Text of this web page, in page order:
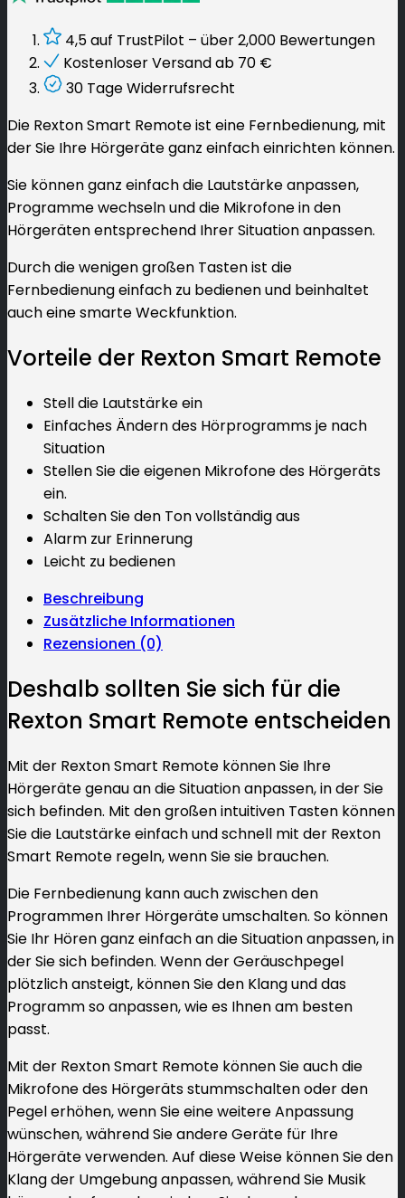
4,5 auf TrustPilot – über 2,000 Bewertungen
Kostenloser Versand ab 70 €
30 Tage Widerrufsrecht
Die Rexton Smart Remote ist eine Fernbedienung, mit
der Sie Ihre Hörgeräte ganz einfach einrichten können.
Sie können ganz einfach die Lautstärke anpassen,
Programme wechseln und die Mikrofone in den
Hörgeräten entsprechend Ihrer Situation anpassen.
Durch die wenigen großen Tasten ist die
Fernbedienung einfach zu bedienen und beinhaltet
auch eine smarte Weckfunktion.
Vorteile der Rexton Smart Remote
Stell die Lautstärke ein
Einfaches Ändern des Hörprogramms je nach
Situation
Stellen Sie die eigenen Mikrofone des Hörgeräts
ein.
Schalten Sie den Ton vollständig aus
Alarm zur Erinnerung
Leicht zu bedienen
Beschreibung
Zusätzliche Informationen
Rezensionen (0)
Deshalb sollten Sie sich für die
Rexton Smart Remote entscheiden
Mit der Rexton Smart Remote können Sie Ihre
Hörgeräte genau an die Situation anpassen, in der Sie
sich befinden. Mit den großen intuitiven Tasten können
Sie die Lautstärke einfach und schnell mit der Rexton
Smart Remote regeln, wenn Sie sie brauchen.
Die Fernbedienung kann auch zwischen den
Programmen Ihrer Hörgeräte umschalten. So können
Sie Ihr Hören ganz einfach an die Situation anpassen, in
der Sie sich befinden. Wenn der Geräuschpegel
plötzlich ansteigt, können Sie den Klang und das
Programm so anpassen, wie es Ihnen am besten
passt.
Mit der Rexton Smart Remote können Sie auch die
Mikrofone des Hörgeräts stummschalten oder den
Pegel erhöhen, wenn Sie eine weitere Anpassung
wünschen, während Sie andere Geräte für Ihre
Hörgeräte verwenden. Auf diese Weise können Sie den
Klang der Umgebung anpassen, während Sie Musik